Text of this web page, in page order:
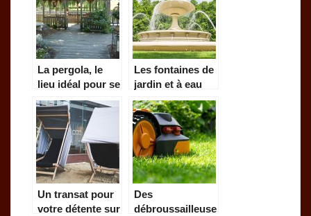
La pergola, le
lieu idéal pour se
poser en une fin
d’après midi
Les fontaines de
jardin et à eau
pour la déco.
Un transat pour
votre détente sur
Des
débroussailleuses